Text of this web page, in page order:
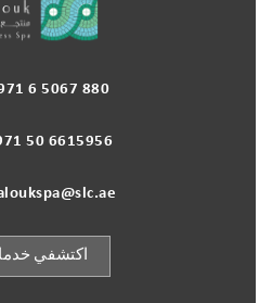
6 5067 880
50 6615956
اكتشفي